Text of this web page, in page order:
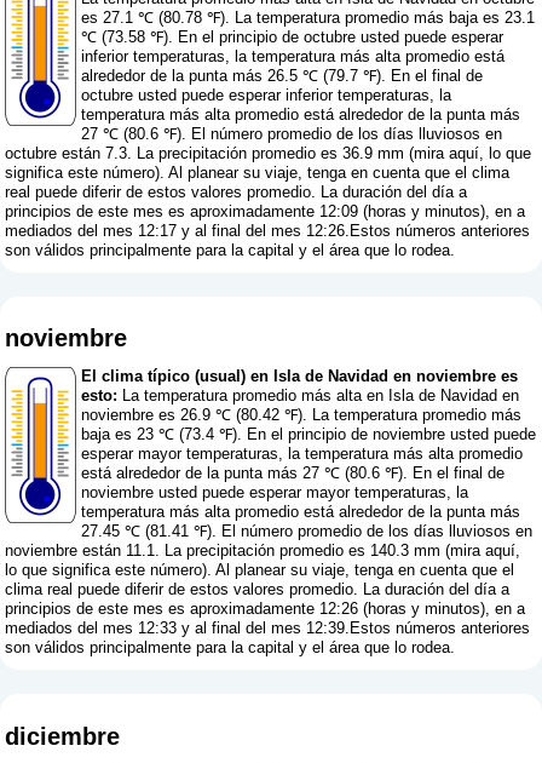
es 27.1 ℃ (80.78 ℉). La temperatura promedio más baja es 23.1
℃ (73.58 ℉). En el principio de octubre usted puede esperar
inferior temperaturas, la temperatura más alta promedio está
alrededor de la punta más 26.5 ℃ (79.7 ℉). En el final de
octubre usted puede esperar inferior temperaturas, la
temperatura más alta promedio está alrededor de la punta más
27 ℃ (80.6 ℉). El número promedio de los días lluviosos en
octubre están 7.3. La precipitación promedio es 36.9 mm (mira aquí, lo que
significa este número). Al planear su viaje, tenga en cuenta que el clima
real puede diferir de estos valores promedio. La duración del día a
principios de este mes es aproximadamente 12:09 (horas y minutos), en a
mediados del mes 12:17 y al final del mes 12:26.Estos números anteriores
son válidos principalmente para la capital y el área que lo rodea.
noviembre
El clima típico (usual) en Isla de Navidad en noviembre es
esto: La temperatura promedio más alta en Isla de Navidad en
noviembre es 26.9 ℃ (80.42 ℉). La temperatura promedio más
baja es 23 ℃ (73.4 ℉). En el principio de noviembre usted puede
esperar mayor temperaturas, la temperatura más alta promedio
está alrededor de la punta más 27 ℃ (80.6 ℉). En el final de
noviembre usted puede esperar mayor temperaturas, la
temperatura más alta promedio está alrededor de la punta más
27.45 ℃ (81.41 ℉). El número promedio de los días lluviosos en
noviembre están 11.1. La precipitación promedio es 140.3 mm (mira aquí,
lo que significa este número). Al planear su viaje, tenga en cuenta que el
clima real puede diferir de estos valores promedio. La duración del día a
principios de este mes es aproximadamente 12:26 (horas y minutos), en a
mediados del mes 12:33 y al final del mes 12:39.Estos números anteriores
son válidos principalmente para la capital y el área que lo rodea.
diciembre